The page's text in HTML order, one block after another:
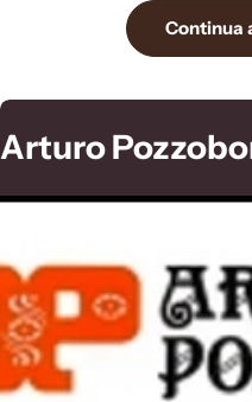
Continua
C
o
l
e
z
i
Arturo